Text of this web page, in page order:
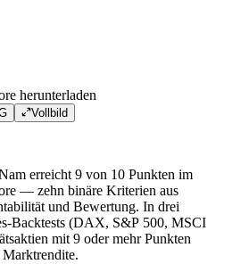
herunterladen
Vollbild
erreicht 9 von 10 Punkten im
— zehn binäre Kriterien aus
und Bewertung. In drei
Backtests (DAX, S&P 500, MSCI
mit 9 oder mehr Punkten